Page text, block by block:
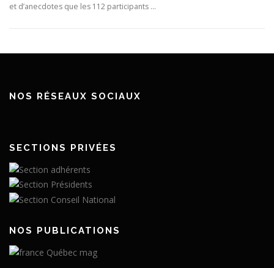
et d’anecdotes que les 112 participants …
NOS RÉSEAUX SOCIAUX
SECTIONS PRIVÉES
NOS PUBLICATIONS